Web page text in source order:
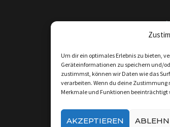
Um dir ein optimales Erlebnis zu bieten,
Geräteinformationen zu speichern und/
zustimmst, können wir Daten wie das
verarbeiten. Wenn du deine
Merkmale und Funktionen beeinträchtigt
AKZEPTIEREN
KONTAKT: